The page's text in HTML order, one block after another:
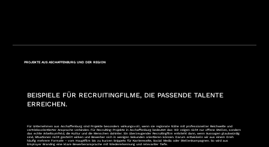
PROJEKTE AUS ASCHAFFENBURG UND DER REGION
BEISPIELE FÜR RECRUITINGFILME, DIE PASSENDE TALENTE
ERREICHEN.
Für Unternehmen aus Aschaffenburg sind Projekte besonders wirkungsvoll, wenn sie regionale Nähe mit professioneller Reichweite und
vertriebsorientierter Ansprache verbinden. Für Recruiting-Projekte in Aschaffenburg bedeutet das: Wir zeigen nicht nur offene Stellen, sondern
das echte Arbeitsumfeld, die Kultur und die Menschen dahinter. Ein überzeugender Recruitingfilm entsteht dann, wenn Aussagen glaubwürdig
sind, Situationen nicht gestellt wirken und Bewerber sich in wenigen Sekunden orientieren können. Darum entwickeln wir aus einem Dreh
häufig mehrere Formate – vom Hauptfilm bis zu kurzen Snippets für Karriereseite, Social Media oder Stellenkampagnen. So wird aus
Employer Branding eine klare Bewerberansprache mit Wiedererkennung und relevanter Tiefe.